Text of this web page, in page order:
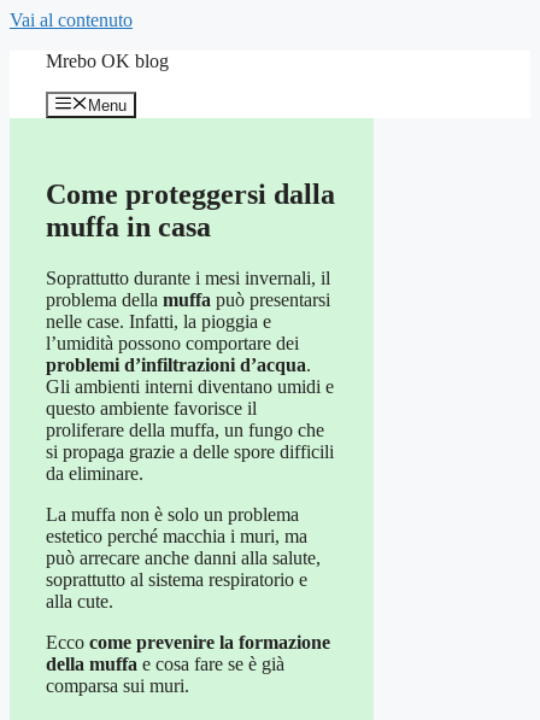
Vai al contenuto
Mrebo OK blog
Menu
Come proteggersi dalla
muffa in casa
Soprattutto durante i mesi invernali, il
problema della muffa può presentarsi
nelle case. Infatti, la pioggia e
l’umidità possono comportare dei
problemi d’infiltrazioni d’acqua.
Gli ambienti interni diventano umidi e
questo ambiente favorisce il
proliferare della muffa, un fungo che
si propaga grazie a delle spore difficili
da eliminare.
La muffa non è solo un problema
estetico perché macchia i muri, ma
può arrecare anche danni alla salute,
soprattutto al sistema respiratorio e
alla cute.
Ecco come prevenire la formazione
della muffa e cosa fare se è già
comparsa sui muri.